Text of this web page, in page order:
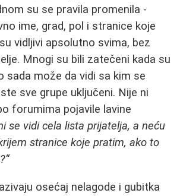
su se pravila promenila -
ime, grad, pol i stranice koje
vidljivi apsolutno svima, bez
Mnogi su bili zatečeni kada su
sada može da vidi sa kim se
sve grupe uključeni. Nije ni
forumima pojavile lavine
se vidi cela lista prijatelja, a neću
stranice koje pratim, ako to
osećaj nelagode i gubitka